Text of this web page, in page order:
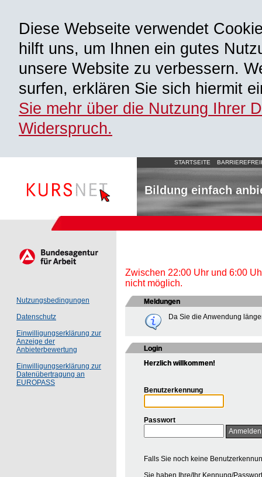
Diese Webseite verwendet
hilft uns, um Ihnen ein gutes
unsere Website zu verbessern.
surfen, erklären Sie sich hiermit
Sie mehr über die Nutzung Ihrer
Widerspruch.
STARTSEITE
Bildung einfach
Nutzungsbedingungen
Datenschutz
Einwilligungserklärung zur
Anzeige der
Anbieterbewertung
Einwilligungserklärung zur
Datenübertragung an
EUROPASS
Zwischen 22:00 Uhr und 6:00
nicht möglich.
Meldungen
Da Sie die Anwendung
Login
Herzlich willkommen!
Benutzerkennung
Passwort
Falls Sie noch keine
Sie haben Ihre/Ihr Kennung/